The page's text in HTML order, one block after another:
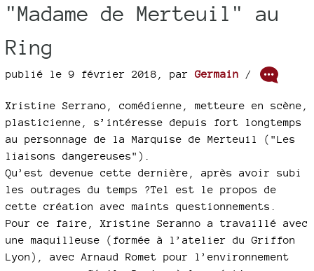
"Madame de Merteuil" au
Ring
publié le 9 février 2018 parGermain /
Xristine Serrano, comédienne, metteure en scène,
plasticienne, s’intéresse depuis fort longtemps
au personnage de la Marquise de Merteuil ("Les
liaisons dangereuses").
Qu’est devenue cette dernière, après avoir subi
les outrages du temps ?Tel est le propos de
cette création avec maints questionnements.
Pour ce faire, Xristine Seranno a travaillé avec
une maquilleuse (formée à l’atelier du Griffon
Lyon), avec Arnaud Romet pour l’environnement